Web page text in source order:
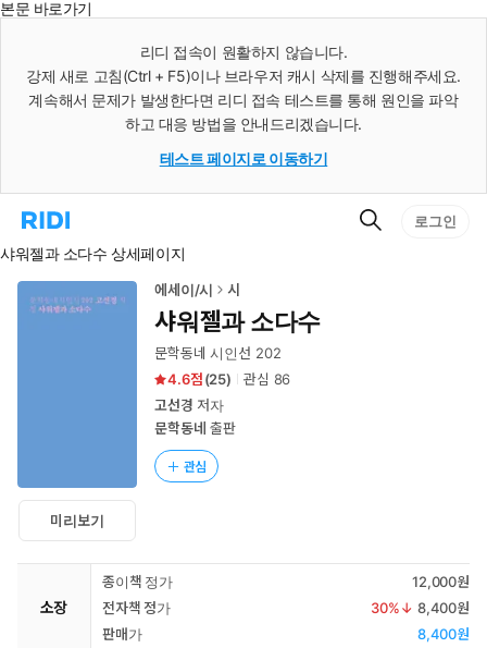
본문 바로가기
리디 접속이 원활하지 않습니다.
강제 새로 고침(Ctrl + F5)이나 브라우저 캐시 삭제를 진행해주세요.
계속해서 문제가 발생한다면 리디 접속 테스트를 통해 원인을 파악
하고 대응 방법을 안내드리겠습니다.
테스트 페이지로 이동하기
리
홈
로
이
검
로그인
샤워젤과 소다수 상세페이지
미리보기
에세이/시 시
샤워젤과 소다수
문학동네 시인선 202
4.6
(25) 관심 86
고선경 저자
문학동네 출판
관심
소장
종이책 정가
12,000원
전자책 정가
30%↓ 8,400원
판매가
8,400원